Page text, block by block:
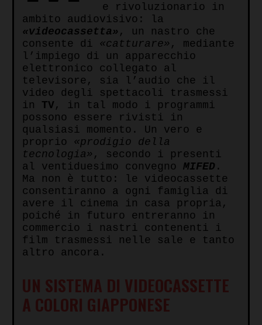
e rivoluzionario in
ambito audiovisivo: la
«videocassetta» , un nastro che
consente di «catturare» , mediante
l’impiego di un apparecchio
elettronico collegato al
televisore, sia l’audio che il
video degli spettacoli trasmessi
in TV , in tal modo i programmi
possono essere rivisti in
qualsiasi momento. Un vero e
proprio «prodigio della
tecnologia» , secondo i presenti
al ventiduesimo convegno MIFED .
Ma non è tutto: le videocassette
consentiranno a ogni famiglia di
avere il cinema in casa propria,
poiché in futuro entreranno in
commercio i nastri contenenti i
film trasmessi nelle sale e tanto
altro ancora.
UN SISTEMA DI VIDEOCASSETTE
A COLORI GIAPPONESE